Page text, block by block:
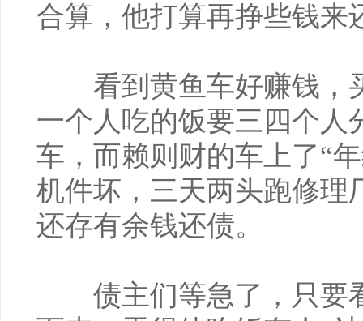
合算，他打算再挣些钱来
看到黄鱼车好赚钱，
一个人吃的饭要三四个人
车，而赖则财的车上了“
机件坏，三天两头跑修理
还存有余钱还债。
债主们等急了，只要